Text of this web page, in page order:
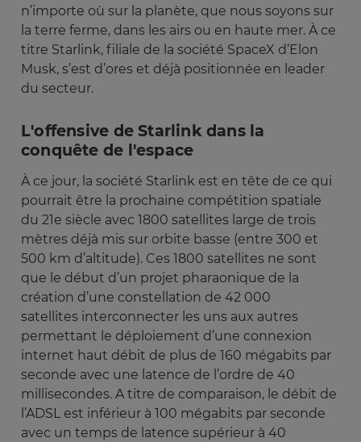
n’importe où sur la planète, que nous soyons sur
la terre ferme, dans les airs ou en haute mer. À ce
titre Starlink, filiale de la société SpaceX d’Elon
Musk, s’est d’ores et déjà positionnée en leader
du secteur.
L'offensive de Starlink dans la
conquête de l'espace
À ce jour, la société Starlink est en tête de ce qui
pourrait être la prochaine compétition spatiale
du 21e siècle avec 1800 satellites large de trois
mètres déjà mis sur orbite basse (entre 300 et
500 km d’altitude). Ces 1800 satellites ne sont
que le début d’un projet pharaonique de la
création d’une constellation de 42 000
satellites interconnecter les uns aux autres
permettant le déploiement d’une connexion
internet haut débit de plus de 160 mégabits par
seconde avec une latence de l’ordre de 40
millisecondes. A titre de comparaison, le débit de
l’ADSL est inférieur à 100 mégabits par seconde
avec un temps de latence supérieur à 40